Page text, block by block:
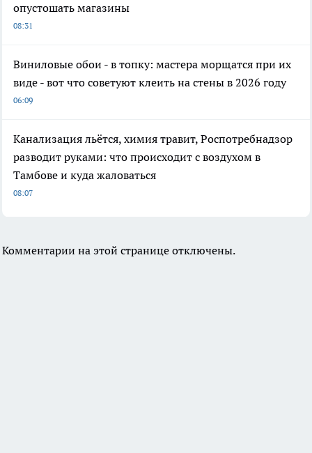
опустошать магазины
08:31
Виниловые обои - в топку: мастера морщатся при их
виде - вот что советуют клеить на стены в 2026 году
06:09
Канализация льётся, химия травит, Роспотребнадзор
разводит руками: что происходит с воздухом в
Тамбове и куда жаловаться
08:07
Комментарии на этой странице отключены.